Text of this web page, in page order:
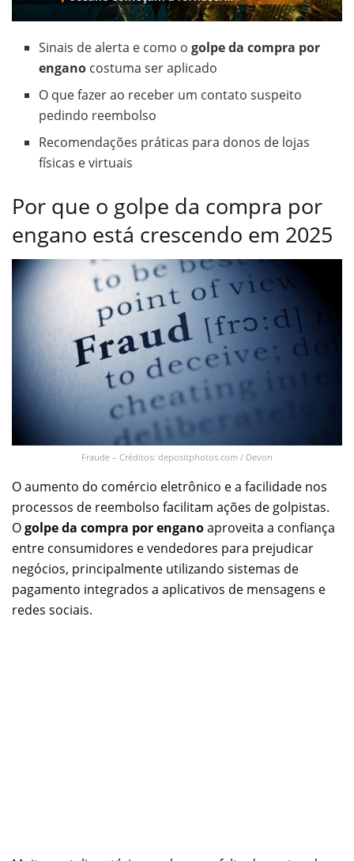
Sinais de alerta e como ogolpe da compra por
engano costuma ser aplicado
O que fazer ao receber um contato suspeito
pedindo reembolso
Recomendações práticas para donos de lojas
físicas e virtuais
Por que o golpe da compra por
engano está crescendo em 2025
Fraude – Créditos: depositphotos.com / Devon
O aumento do comércio eletrônico e a facilidade nos
processos de reembolso facilitam ações de golpistas.
Ogolpe da compra por enganoaproveita a confiança
entre consumidores e vendedores para prejudicar
negócios, principalmente utilizando sistemas de
pagamento integrados a aplicativos de mensagens e
redes sociais.